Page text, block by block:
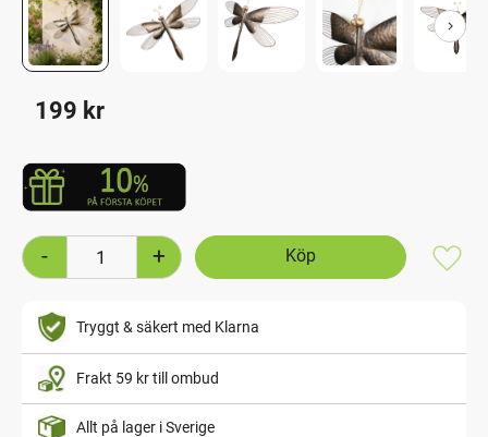
199 kr
+
-
Tryggt & säkert med Klarna
Frakt 59 kr till ombud
Allt på lager i Sverige